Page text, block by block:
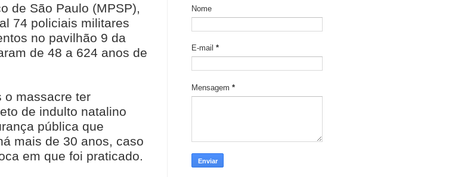
de São Paulo (MPSP),
74 policiais militares
no pavilhão 9 da
de 48 a 624 anos de
o massacre ter
de indulto natalino
pública que
mais de 30 anos, caso
em que foi praticado.
Nome
E-mail *
Mensagem *